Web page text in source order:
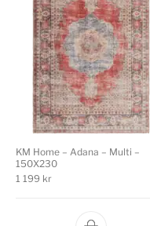
KM Home – Adana – Multi –
150X230
1 199 kr